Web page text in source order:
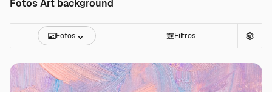
Fotos Art background
Fotos Filtros